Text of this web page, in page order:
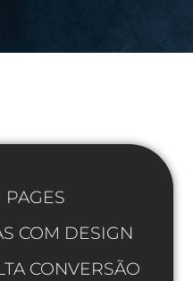
COM DESIGN
CONVERSÃO